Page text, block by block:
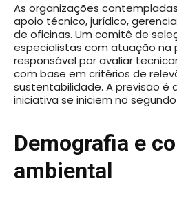
As organizações
apoio técnico, jurídico,
de oficinas. Um comitê de
especialistas com atuação na
responsável por avaliar
com base em critérios de
sustentabilidade. A previsão é
iniciativa se iniciem no
Demografia e
ambiental